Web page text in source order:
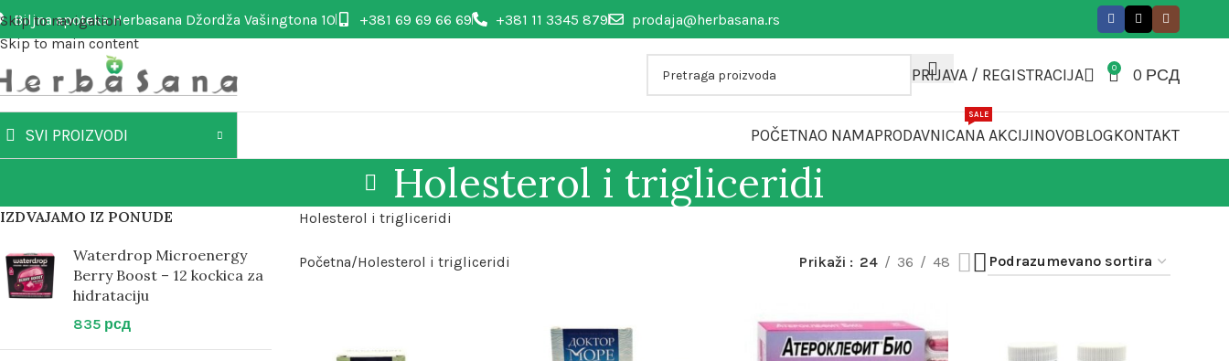
Skip to navigation
Skip to main content
Biljna apoteka Herbasana Džordža Vašingtona 10 +381 69 69 66 69 +381 11 3345 879 prodaja@herbasana.rs
PRIJAVA / REGISTRACIJA 0 0 РСД
SVI PROIZVODI POČETNAO NAMAPRODAVNICANA AKCIJI
SALE
NOVOBLOGKONTAKT
Holesterol i trigliceridi
IZDVAJAMO IZ PONUDE
Waterdrop Microenergy
Berry Boost – 12 kockica za
hidrataciju
835 рсд
Holesterol i trigliceridi
Početna Holesterol i trigliceridi Prikaži 24 36 48